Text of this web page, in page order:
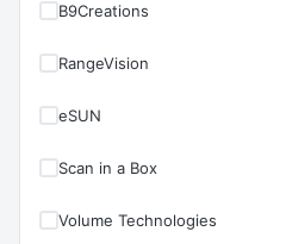
B9Creations
RangeVision
eSUN
Scan in a Box
Volume Technologies